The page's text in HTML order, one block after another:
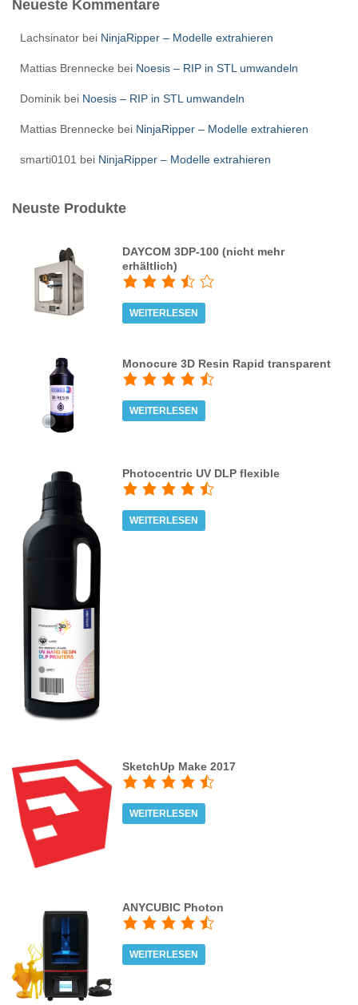
Neueste Kommentare
Lachsinator bei NinjaRipper – Modelle extrahieren
Mattias Brennecke bei Noesis – RIP in STL umwandeln
Dominik bei Noesis – RIP in STL umwandeln
Mattias Brennecke bei NinjaRipper – Modelle extrahieren
smarti0101 bei NinjaRipper – Modelle extrahieren
Neuste Produkte
DAYCOM 3DP-100 (nicht mehr
erhältlich)
WEITERLESEN
Monocure 3D Resin Rapid transparent
WEITERLESEN
Photocentric UV DLP flexible
WEITERLESEN
SketchUp Make 2017
WEITERLESEN
ANYCUBIC Photon
WEITERLESEN